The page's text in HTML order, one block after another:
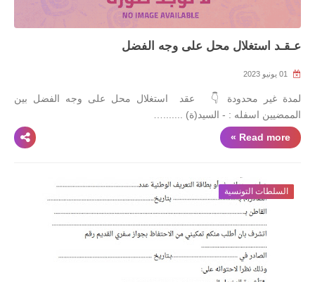
عـقـد استغلال محل على وجه الفضل
لمدة غير محدودة 👇 عقد استغلال محل على وجه الفضل بين
الممضيين اسفله : - السيد(ة) .......…
Read more »
السلطات التونسية